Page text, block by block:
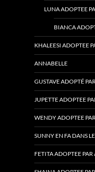
LUNA ADOPTEE
BIANCA
KHALEESI ADOPTEE
ANNABELLE
GUSTAVE ADOPTÉ
JUPETTE ADOPTEE
WENDY ADOPTEE
SUNNY EN FA DANS
FETITA ADOPTEE